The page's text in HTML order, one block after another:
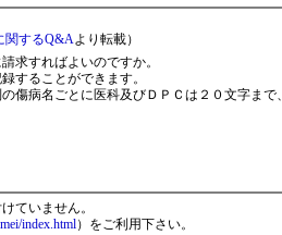
関するQ&Aより転載）
求すればよいのですか。
することができます。
病名ごとに医科及びＤＰＣは２０文字まで
ていません。
index.html）をご利用下さい。